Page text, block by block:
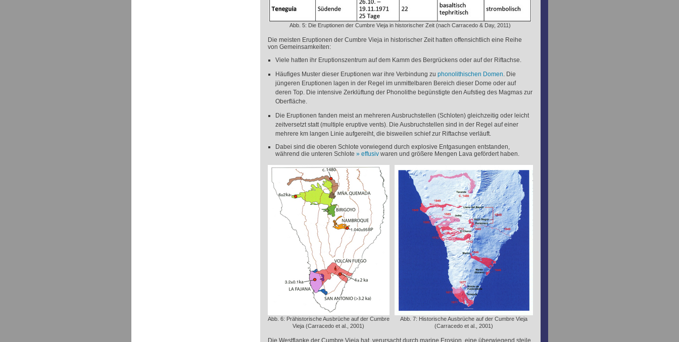
Abb. 5: Die Eruptionen der Cumbre Vieja in historischer Zeit (nach Carracedo & Day, 2011)
Die meisten Eruptionen der Cumbre Vieja in historischer Zeit hatten offensichtlich eine Reihe
von Gemeinsamkeiten:
Viele hatten ihr Eruptionszentrum auf dem Kamm des Bergrückens oder auf der Riftachse.
Häufiges Muster dieser Eruptionen war ihre Verbindung zu phonolithischen Domen. Die
jüngeren Eruptionen lagen in der Regel im unmittelbaren Bereich dieser Dome oder auf
deren Top. Die intensive Zerklüftung der Phonolithe begünstigte den Aufstieg des Magmas zur
Oberfläche.
Die Eruptionen fanden meist an mehreren Ausbruchstellen (Schloten) gleichzeitig oder leicht
zeitversetzt statt (multiple eruptive vents). Die Ausbruchstellen sind in der Regel auf einer
mehrere km langen Linie aufgereiht, die bisweilen schief zur Riftachse verläuft.
Dabei sind die oberen Schlote vorwiegend durch explosive Entgasungen entstanden,
während die unteren Schlote
effusivwaren und größere Mengen Lava gefördert haben.
Abb. 6: Prähistorische Ausbrüche auf der Cumbre
Vieja (Carracedo et al., 2001)
Abb. 7: Historische Ausbrüche auf der Cumbre Vieja
(Carracedo et al., 2001)
Die Westflanke der Cumbre Vieja hat, verursacht durch marine Erosion, eine überwiegend steile